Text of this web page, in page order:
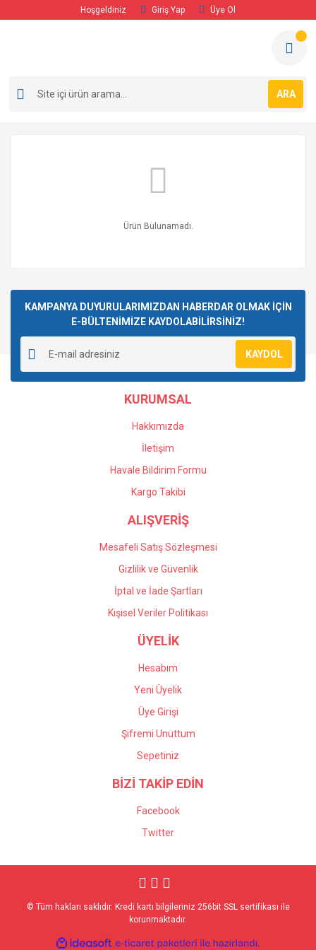
Hoşgeldiniz Giriş Yap Üye Ol
ARA
Ürün Bulunamadı.
KAMPANYA DUYURULARIMIZDAN HABERDAR OLMAK İÇİN
E-BÜLTENİMİZE KAYDOLABİLİRSİNİZ!
KAYDOL
KURUMSAL
Hakkımızda
İletişim
Havale Bildirim Formu
Kargo Takibi
ALIŞVERİŞ
Mesafeli Satış Sözleşmesi
Gizlilik ve Güvenlik
İptal ve İade Şartları
Kişisel Veriler Politikası
ÜYELİK
Hesabım
Yeni Üyelik
Üye Girişi
Şifremi Unuttum
Sepetiniz
BİZİ TAKİP EDİN
Facebook
Twitter
© Tüm hakları saklıdır. Kredi kartı bilgileriniz 256bit SSL sertifikası ile
korunmaktadır.
ideasoft e-